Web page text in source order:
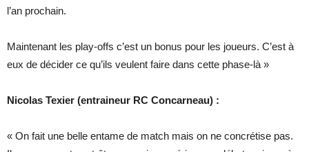
l’an prochain.
Maintenant les play-offs c’est un bonus pour les joueurs. C’est à
eux de décider ce qu’ils veulent faire dans cette phase-là »
Nicolas Texier (entraineur RC Concarneau) :
« On fait une belle entame de match mais on ne concrétise pas.